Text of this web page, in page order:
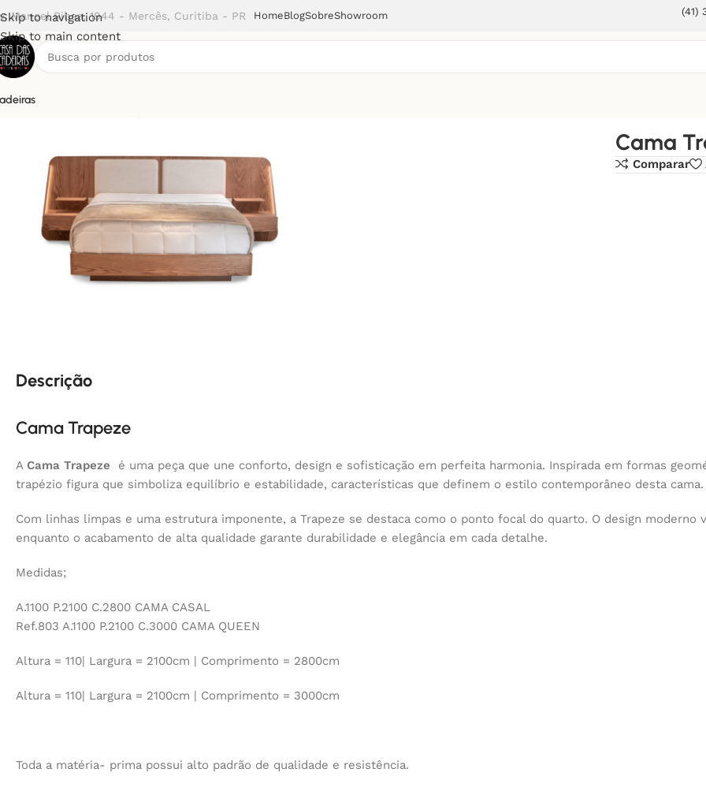
Skip to navigation
Skip to main content
Manoel Ribas, 1944 - Mercês, Curitiba - PR HomeBlogSobreShowroom (41)
Cama
Comparar
Descrição
Cama Trapeze
A Cama Trapeze é uma peça que une conforto, design e sofisticação em perfeita harmonia. Inspirada em formas
trapézio figura que simboliza equilíbrio e estabilidade, características que definem o estilo contemporâneo desta cama.
Com linhas limpas e uma estrutura imponente, a Trapeze se destaca como o ponto focal do quarto. O design moderno
enquanto o acabamento de alta qualidade garante durabilidade e elegância em cada detalhe.
Medidas;
A.1100 P.2100 C.2800 CAMA CASAL
Ref.803 A.1100 P.2100 C.3000 CAMA QUEEN
Altura = 110| Largura = 2100cm | Comprimento = 2800cm
Altura = 110| Largura = 2100cm | Comprimento = 3000cm
Toda a matéria- prima possui alto padrão de qualidade e resistência.